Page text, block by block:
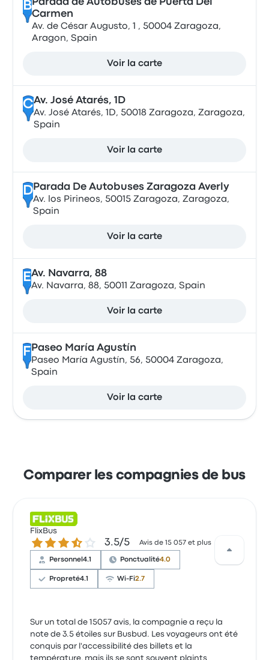
B Parada de Autobuses de Puerta Del
Carmen
Av. de César Augusto, 1 , 50004 Zaragoza,
Aragon, Spain
Voir la carte
CAv. José Atarés, 1D
Av. José Atarés, 1D, 50018 Zaragoza, Zaragoza,
Spain
Voir la carte
DParada De Autobuses Zaragoza Averly
Av. los Pirineos, 50015 Zaragoza, Zaragoza,
Spain
Voir la carte
EAv. Navarra, 88
Av. Navarra, 88, 50011 Zaragoza, Spain
Voir la carte
F Paseo María Agustín
Paseo María Agustín, 56, 50004 Zaragoza,
Spain
Voir la carte
Comparer les compagnies de bus
FlixBus
3.5 sur 5 étoiles 3.5/5 Avis de 15 057 et plus
Personnel4.1 Ponctualité4.0
Propreté4.1 Wi-Fi2.7
Sur un total de 15057 avis, la compagnie a reçu la
note de 3.5 étoiles sur Busbud. Les voyageurs ont été
conquis par l'accessibilité des billets et la
température, mais ils se sont souvent plaints